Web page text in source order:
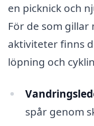
en picknick och
För de som
aktiviteter finns
löpning och
spår genom